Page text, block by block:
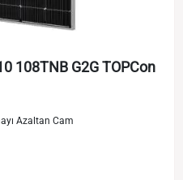
108TNB G2G TOPCon
Azaltan Cam